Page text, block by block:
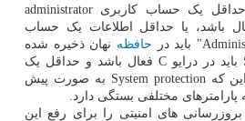
دو شرط برآورده شود: حداقل یک حساب کاربری administrator
باشد، یا حداقل اطلاعات یک حساب
حافظه نهان ذخیره شده
باشد. و System protection باید در درایو C فعال باشد و حداقل یک
نقطه بازیابی ایجاد شود، این که System protection به صورت پیش
مختلفی بستگی دارد.
های امنیتی را برای رفع این